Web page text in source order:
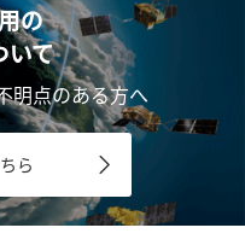
の
いて
明点のある方へ
ら